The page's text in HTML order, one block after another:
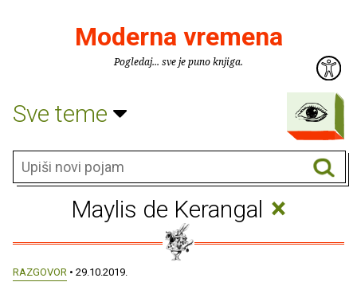
Moderna vremena
Pogledaj... sve je puno knjiga.
Sve teme
Maylis de Kerangal ×
RAZGOVOR • 29.10.2019.